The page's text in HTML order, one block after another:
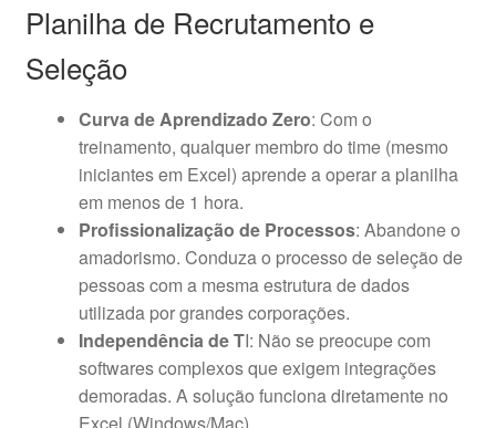
Planilha de Recrutamento e
Seleção
Curva de Aprendizado Zero: Com o
treinamento, qualquer membro do time (mesmo
iniciantes em Excel) aprende a operar a planilha
em menos de 1 hora.
Profissionalização de Processos: Abandone o
amadorismo. Conduza o processo de seleção de
pessoas com a mesma estrutura de dados
utilizada por grandes corporações.
Independência de TI: Não se preocupe com
softwares complexos que exigem integrações
demoradas. A solução funciona diretamente no